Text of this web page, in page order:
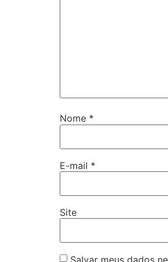
Nome *
E-mail *
Site
Salvar meus dados